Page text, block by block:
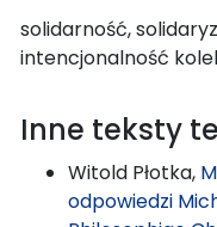
solidarność,
intencjonalność
Inne teksty
Witold Płotka,
odpowiedzi